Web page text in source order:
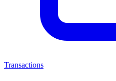
Transactions